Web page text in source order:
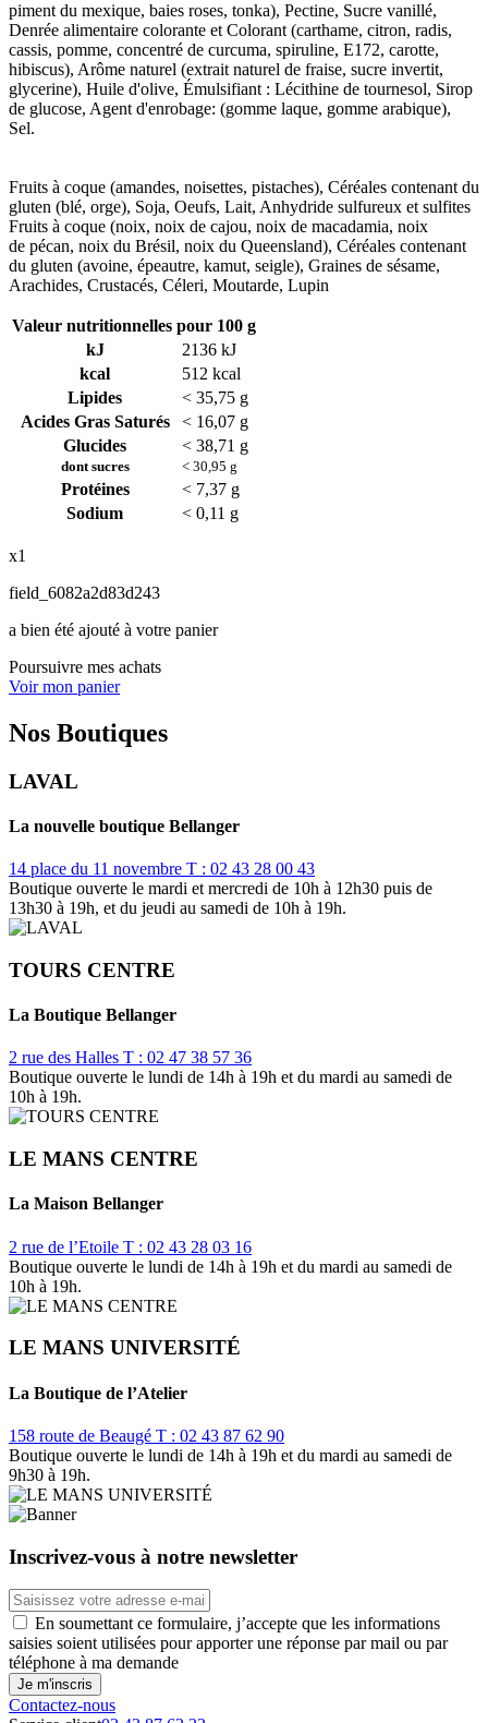
piment du mexique, baies roses, tonka), Pectine, Sucre vanillé,
Denrée alimentaire colorante et Colorant (carthame, citron, radis,
cassis, pomme, concentré de curcuma, spiruline, E172, carotte,
hibiscus), Arôme naturel (extrait naturel de fraise, sucre invertit,
glycerine), Huile d'olive, Émulsifiant : Lécithine de tournesol, Sirop
de glucose, Agent d'enrobage: (gomme laque, gomme arabique),
Sel.
Fruits à coque (amandes, noisettes, pistaches), Céréales contenant du
gluten (blé, orge), Soja, Oeufs, Lait, Anhydride sulfureux et sulfites
Fruits à coque (noix, noix de cajou, noix de macadamia, noix
de pécan, noix du Brésil, noix du Queensland), Céréales contenant
du gluten (avoine, épeautre, kamut, seigle), Graines de sésame,
Arachides, Crustacés, Céleri, Moutarde, Lupin
Valeur nutritionnelles pour 100 g
kJ
2136 kJ
kcal
512 kcal
Lipides
< 35,75 g
Acides Gras Saturés
< 16,07 g
Glucides
dont sucres
< 38,71 g
< 30,95 g
Protéines
< 7,37 g
Sodium
< 0,11 g
x1
field_6082a2d83d243
a bien été ajouté à votre panier
Poursuivre mes achats
Voir mon panier
Nos Boutiques
LAVAL
La nouvelle boutique Bellanger
14 place du 11 novembre T : 02 43 28 00 43
Boutique ouverte le mardi et mercredi de 10h à 12h30 puis de
13h30 à 19h, et du jeudi au samedi de 10h à 19h.
TOURS CENTRE
La Boutique Bellanger
2 rue des Halles T : 02 47 38 57 36
Boutique ouverte le lundi de 14h à 19h et du mardi au samedi de
10h à 19h.
LE MANS CENTRE
La Maison Bellanger
2 rue de l’Etoile T : 02 43 28 03 16
Boutique ouverte le lundi de 14h à 19h et du mardi au samedi de
10h à 19h.
LE MANS UNIVERSITÉ
La Boutique de l’Atelier
158 route de Beaugé T : 02 43 87 62 90
Boutique ouverte le lundi de 14h à 19h et du mardi au samedi de
9h30 à 19h.
Inscrivez-vous à notre newsletter
En soumettant ce formulaire, j’accepte que les informations
saisies soient utilisées pour apporter une réponse par mail ou par
téléphone à ma demande
Contactez-nous